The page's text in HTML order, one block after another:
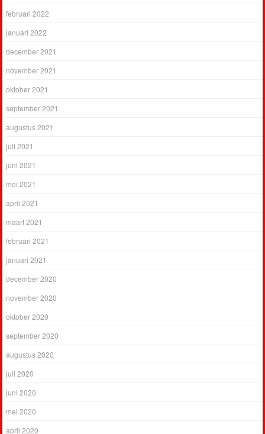
februari 2022
januari 2022
december 2021
november 2021
oktober 2021
september 2021
augustus 2021
juli 2021
juni 2021
mei 2021
april 2021
maart 2021
februari 2021
januari 2021
december 2020
november 2020
oktober 2020
september 2020
augustus 2020
juli 2020
juni 2020
mei 2020
april 2020